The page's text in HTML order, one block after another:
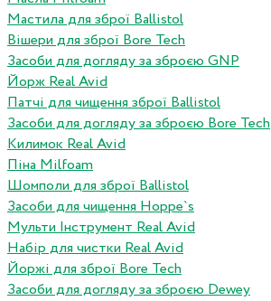
Мастила для зброї Ballistol
Вішери для зброї Bore Tech
Засоби для догляду за зброєю GNP
Йорж Real Avid
Патчі для чищення зброї Ballistol
Засоби для догляду за зброєю Bore Tech
Килимок Real Avid
Піна Milfoam
Шомполи для зброї Ballistol
Засоби для чищення Hoppe`s
Мульти Інструмент Real Avid
Набір для чистки Real Avid
Йоржі для зброї Bore Tech
Засоби для догляду за зброєю Dewey